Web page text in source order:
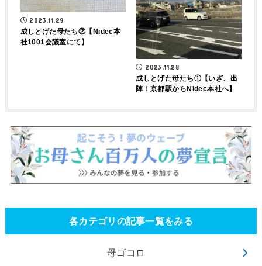
2023.11.29
成しとげた母たち②【Nidec本
社1001会議室にて】
2023.11.28
成しとげた母たち①【いざ、出
陣！京都駅からNidec本社へ】
各カテゴリの記事一覧をみる
母ゴコロ